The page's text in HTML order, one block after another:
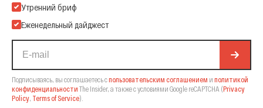
Подпишитесь на нашу Email-рассылку
Утренний бриф
Еженедельный дайджест
Подписываясь, вы соглашаетесь спользовательским соглашением и политикой
конфиденциальности The Insider, а также с условиями Google reCAPTCHA (Privacy
Policy, Terms of Service).